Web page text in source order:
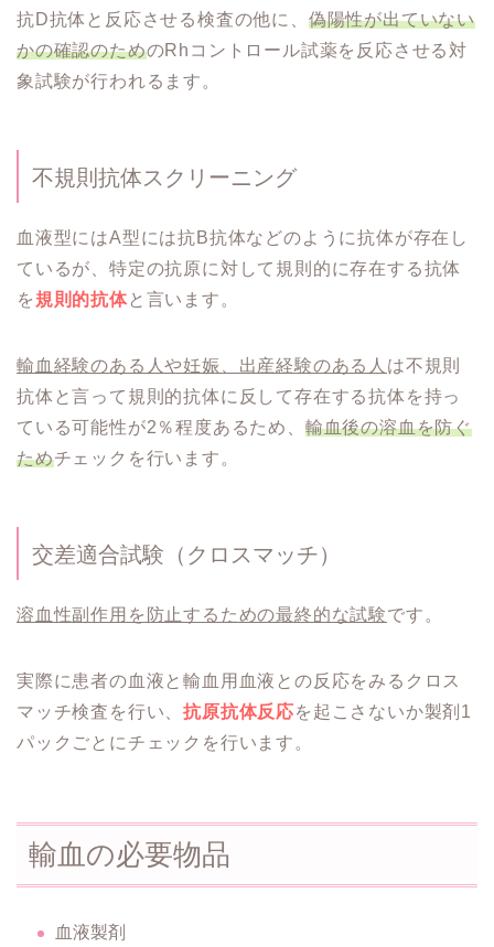
抗D抗体と反応させる検査の他に、 偽陽性が出ていない
かの確認のためのRhコントロール試薬を反応させる対
象試験が行われるます。
不規則抗体スクリーニング
血液型にはA型には抗B抗体などのように抗体が存在し
ているが、特定の抗原に対して規則的に存在する抗体
を 規則的抗体と言います。
輸血経験のある人や妊娠、出産経験のある人 は不規則
抗体と言って規則的抗体に反して存在する抗体を持っ
ている可能性が2％程度あるため、 輸血後の溶血を防ぐ
ためチェックを行います。
交差適合試験（クロスマッチ）
溶血性副作用を防止するための最終的な試験です。
実際に患者の血液と輸血用血液との反応をみるクロス
マッチ検査を行い、抗原抗体反応を起こさないか製剤1
パックごとにチェックを行います。
輸血の必要物品
血液製剤